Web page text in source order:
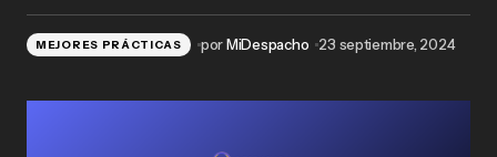
MEJORES PRÁCTICAS porMiDespacho 23 septiembre, 2024